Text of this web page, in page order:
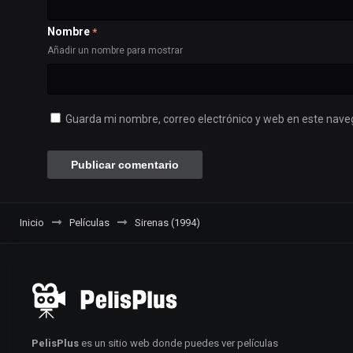
Nombre *
Añadir un nombre para mostrar
Guarda mi nombre, correo electrónico y web en este
Inicio Películas Sirenas (1994)
PelisPlus es un sitio web donde puedes ver películas